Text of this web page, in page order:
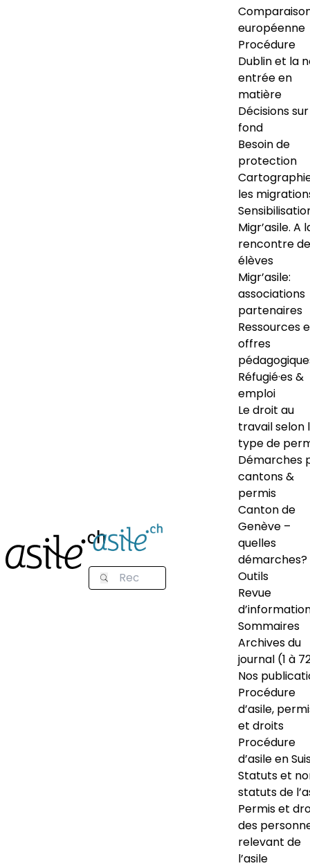
européenne
Procédure
Dublin et la
entrée en
matière
Décisions
fond
Besoin de
protection
les
Migr’asile. A
rencontre
élèves
Migr’asile:
associations
partenaires
Ressources
offres
Réfugié·es &
emploi
Le droit au
travail selon
type de
Démarches
cantons &
permis
Canton de
Genève –
quelles
démarches?
Outils
Revue
Sommaires
Archives du
journal (1 à
Nos
Procédure
d’asile,
et droits
Procédure
d’asile en
Statuts et
statuts de
Permis et
des
relevant de
l’asile